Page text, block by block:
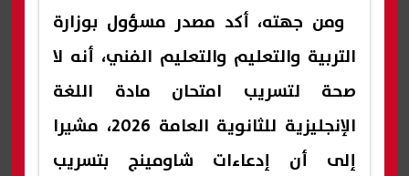
ومن جهته، أكد مصدر مسؤول بوزارة
التربية والتعليم والتعليم الفني، أنه لا
صحة لتسريب امتحان مادة اللغة
الإنجليزية للثانوية العامة 2026، مشيرا
إلى أن إدعاءات شاومينج بتسريب